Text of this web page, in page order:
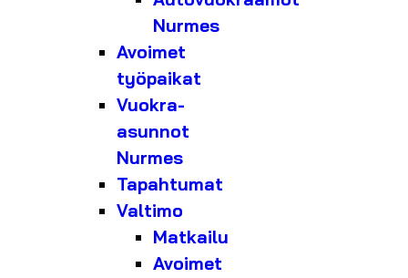
Nurmes
Avoimet
työpaikat
Vuokra-
asunnot
Nurmes
Tapahtumat
Valtimo
Matkailu
Avoimet